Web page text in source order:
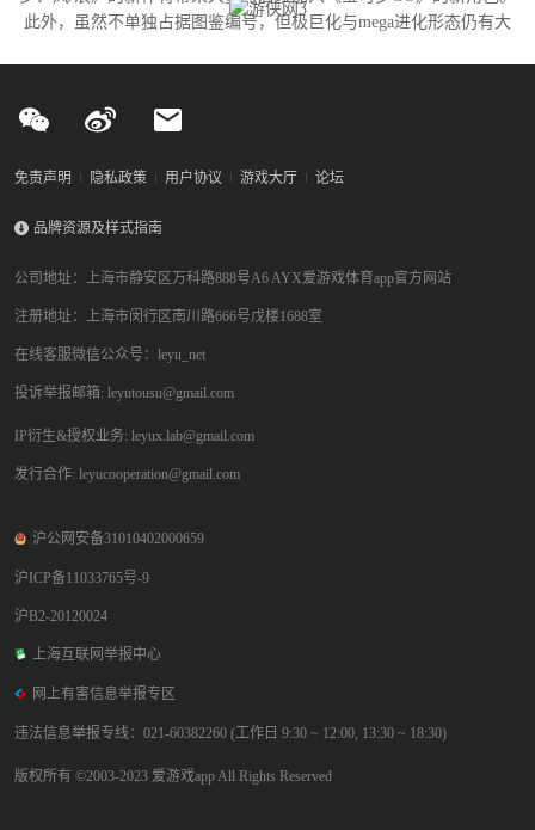
此外，虽然不单独占据图鉴编号，但极巨化与mega进化形态仍有大
免责声明 隐私政策 用户协议 游戏大厅 论坛
品牌资源及样式指南
公司地址：上海市静安区万科路888号A6 AYX爱游戏体育app官方网站
注册地址：上海市闵行区南川路666号戊楼1688室
在线客服微信公众号：leyu_net
投诉举报邮箱: leyutousu@gmail.com
IP衍生&授权业务: leyux.lab@gmail.com
发行合作: leyucooperation@gmail.com
沪公网安备31010402000659
沪ICP备11033765号-9
沪B2-20120024
上海互联网举报中心
网上有害信息举报专区
违法信息举报专线：021-60382260 (工作日 9:30 ~ 12:00, 13:30 ~ 18:30)
版权所有 ©2003-2023 爱游戏app All Rights Reserved